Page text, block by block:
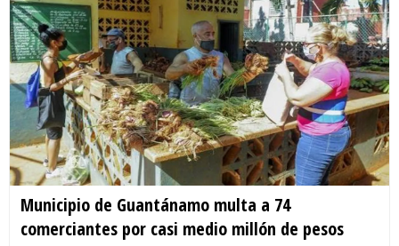
Municipio de Guantánamo multa a 74
comerciantes por casi medio millón de pesos